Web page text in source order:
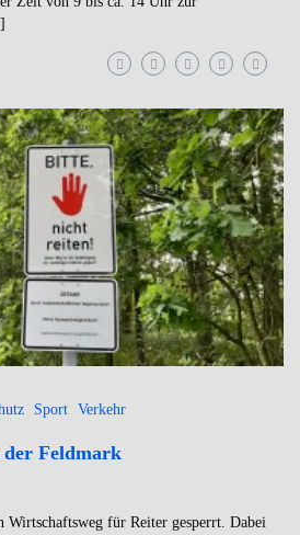
Sport Verkehr
der Feldmark
Wirtschaftsweg für Reiter gesperrt. Dabei